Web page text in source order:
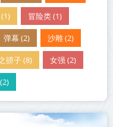
冒险类 (1)
弹幕 (2) 沙雕 (2)
骄子 (8) 女强 (2)